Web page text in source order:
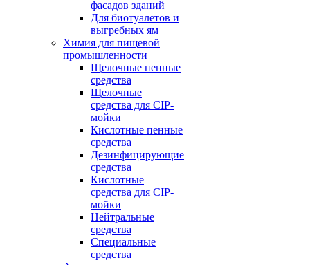
фасадов зданий
Для биотуалетов и
выгребных ям
Химия для пищевой
промышленности
Щелочные пенные
средства
Щелочные
средства для CIP-
мойки
Кислотные пенные
средства
Дезинфицирующие
средства
Кислотные
средства для CIP-
мойки
Нейтральные
средства
Специальные
средства